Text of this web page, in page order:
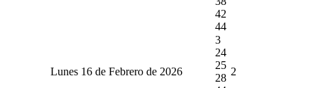
42
44
Lunes 16 de Febrero de 2026
3
24
25
28
2